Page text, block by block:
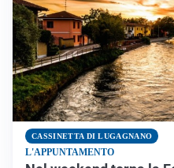
CASSINETTA DI LUGAGNANO
L'APPUNTAMENTO